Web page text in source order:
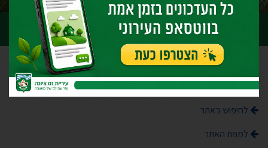
מבזקים
אופס... נראה שהגעת לעמוד שאינו קיים.
לעמוד הבית
לחיפוש באתר
למפת האתר